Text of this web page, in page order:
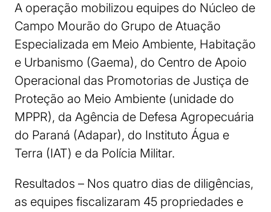
A operação mobilizou equipes do Núcleo de
Campo Mourão do Grupo de Atuação
Especializada em Meio Ambiente, Habitação
e Urbanismo (Gaema), do Centro de Apoio
Operacional das Promotorias de Justiça de
Proteção ao Meio Ambiente (unidade do
MPPR), da Agência de Defesa Agropecuária
do Paraná (Adapar), do Instituto Água e
Terra (IAT) e da Polícia Militar.
Resultados – Nos quatro dias de diligências,
as equipes fiscalizaram 45 propriedades e